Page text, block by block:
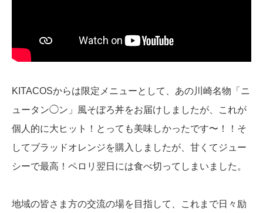
KITACOSからは限定メニューとして、あの川崎名物「ニ
ュータン◯ン」風そぼろ丼をお届けしましたが、これが
個人的に大ヒット！とっても美味しかったです〜！！そ
してブラッドオレンジを購入しましたが、甘くてジュー
シーで最高！ペロリ翌日には食べ切ってしまいました。
地域の皆さま方の交流の場を目指して、これまで日々励